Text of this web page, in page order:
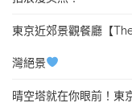
東京近郊景觀餐廳【
灣絕景
晴空塔就在你眼前！東